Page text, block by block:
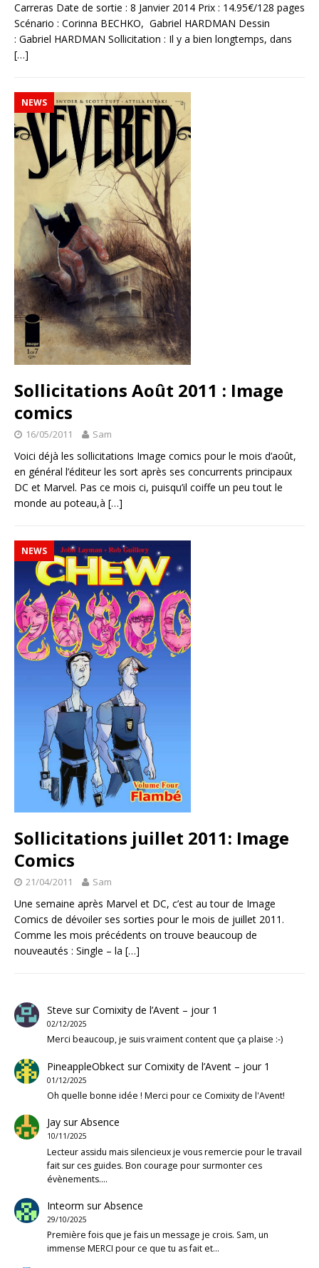
Carreras Date de sortie : 8 Janvier 2014 Prix : 14.95€/128 pages
Scénario : Corinna BECHKO, Gabriel HARDMAN Dessin
: Gabriel HARDMAN Sollicitation : Il y a bien longtemps, dans
[…]
NEWS
Sollicitations Août 2011 : Image
comics
16/05/2011 Sam
Voici déjà les sollicitations Image comics pour le mois d’août,
en général l’éditeur les sort après ses concurrents principaux
DC et Marvel. Pas ce mois ci, puisqu’il coiffe un peu tout le
monde au poteau,à […]
NEWS
Sollicitations juillet 2011: Image
Comics
21/04/2011 Sam
Une semaine après Marvel et DC, c’est au tour de Image
Comics de dévoiler ses sorties pour le mois de juillet 2011.
Comme les mois précédents on trouve beaucoup de
nouveautés : Single – la […]
Steve surComixity de l’Avent – jour 1
02/12/2025
Merci beaucoup, je suis vraiment content que ça plaise :-)
PineappleObkectsurComixity de l’Avent – jour 1
01/12/2025
Oh quelle bonne idée ! Merci pour ce Comixity de l'Avent!
JaysurAbsence
10/11/2025
Lecteur assidu mais silencieux je vous remercie pour le travail
fait sur ces guides. Bon courage pour surmonter ces
évènements.…
Inteorm surAbsence
29/10/2025
Première fois que je fais un message je crois. Sam, un
immense MERCI pour ce que tu as fait et…